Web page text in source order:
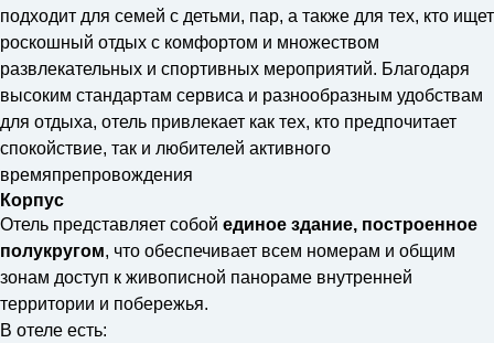
подходит для семей с детьми, пар, а также для тех, кто ищет
роскошный отдых с комфортом и множеством
развлекательных и спортивных мероприятий. Благодаря
высоким стандартам сервиса и разнообразным удобствам
для отдыха, отель привлекает как тех, кто предпочитает
спокойствие, так и любителей активного
времяпрепровождения
Корпус
Отель представляет собой единое здание, построенное
полукругом, что обеспечивает всем номерам и общим
зонам доступ к живописной панораме внутренней
территории и побережья.
В отеле есть: